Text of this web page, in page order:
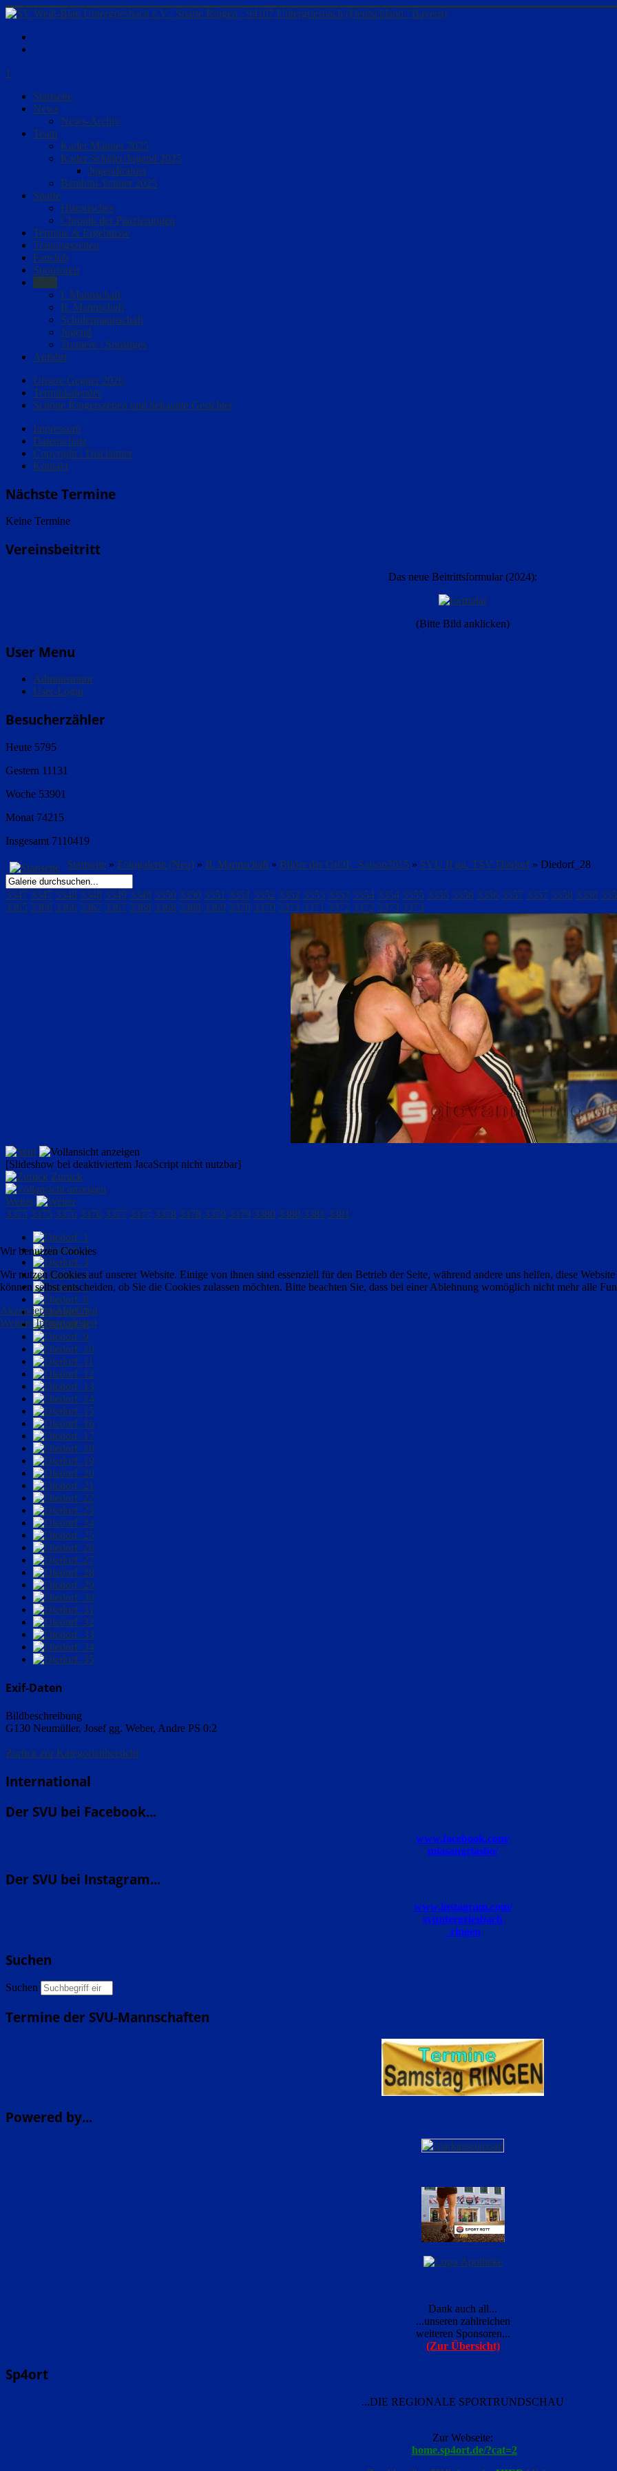
1
Startseite
News
News-Archiv
Team
Kader Männer 2025
Kader Schüler/Jugend 2025
Jugendtrainer
Bambini-Trainer 2025
Sparte
Historisches
Chronik der Platzierungen
Termine & Ergebnisse
Trainingszeiten
Fanclub
Sponsoren
I. Mannschaft
II. Mannschaft
Schülermannschaft
Jugend
Turniere / Sonstiges
Anfahrt
Unsere Gegner 2026
Terminkalender
Schöne Ringerszenen und bekannte Gesichter
Impressum
Datenschutz
Copyright / Disclaimer
Kontakt
Nächste Termine
Keine Termine
Vereinsbeitritt
Das neue Beitrittsformular (2024):
(Bitte Bild anklicken)
User Menu
Administrator
User-Login
Besucherzähler
Heute 5795
Gestern 11131
Woche 53901
Monat 74215
Insgesamt 7110419
Startseite » Fotogalerie (Neu) » II. Mannschaft » Bilder der GrOL_Saison2015 » SVU II gg. TSV Diedorf » Diedorf_28
3347 3347 3348 3348 3349 3349 3350 3350 3351 3351 3352 3352 3353 3353 3354 3354 3355 3355 3356 3356 3357 3357 3358 3358
3365 3366 3366 3367 3367 3368 3368 3369 3369 3370 3370 3371 3371 3372 3372 3373 3373
[Slideshow bei deaktiviertem JacaScript nicht nutzbar]
Zurück
Weiter
3375 3375 3376 3376 3377 3377 3378 3378 3379 3379 3380 3380 3381 3381
Exif-Daten
Bildbeschreibung
G130 Neumüller, Josef gg. Weber, Andre PS 0:2
Zurück zur Kategorieübersicht
International
Der SVU bei Facebook...
www.facebook.com/
miasangriasbo/
Der SVU bei Instagram...
www.instagram.com/
svuntergriesbach
_ringen
Suchen
Suchen
Termine der SVU-Mannschaften
Powered by...
Dank auch all...
...unseren zahlreichen
weiteren Sponsoren...
(Zur Übersicht)
Sp4ort
...DIE REGIONALE SPORTRUNDSCHAU
Zur Webseite:
home.sp4ort.de/?cat=2
Wir benutzen Cookies
Wir nutzen Cookies auf unserer Website. Einige von ihnen sind essenziell für den Betrieb der Seite, während andere uns helfen, diese
können selbst entscheiden, ob Sie die Cookies zulassen möchten. Bitte beachten Sie, dass bei einer Ablehnung womöglich nicht mehr alle
Akzeptieren Ablehnen
Weitere Informationen